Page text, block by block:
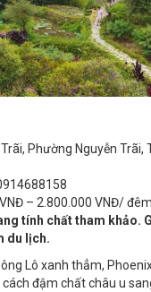
Phường Nguyễn Trãi,
– 2.800.000 VNĐ/ đêm
tính chất tham khảo.
du lịch.
Lô xanh thẳm,
đậm chất châu u